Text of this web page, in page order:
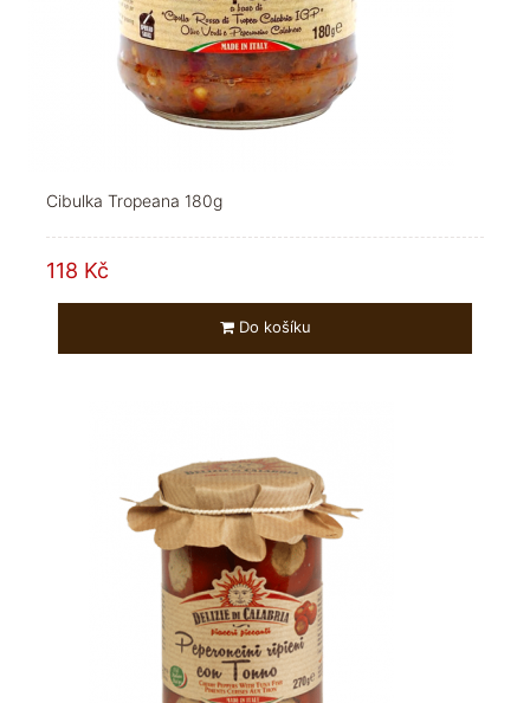
Cibulka Tropeana 180g
118 Kč
Do košíku